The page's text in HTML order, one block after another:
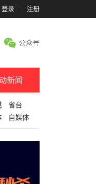
登录 注册
公众号
新闻
省台
自媒体